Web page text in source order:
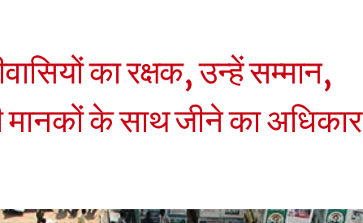
का रक्षक, उन्हें सम्मान,
मानकों के साथ जीने का अधिकार